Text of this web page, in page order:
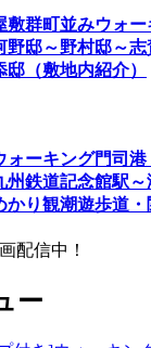
敷群町並みウォ
野邸～野村邸～
（敷地内紹介）
ォーキング門司
州鉄道記念館駅
かり観潮遊歩道・
配信中！
ー